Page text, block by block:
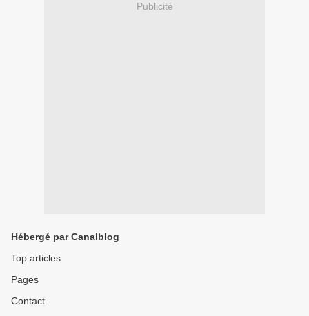
Publicité
Hébergé par Canalblog
Top articles
Pages
Contact